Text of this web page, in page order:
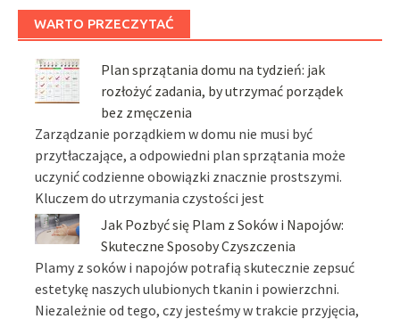
WARTO PRZECZYTAĆ
Plan sprzątania domu na tydzień: jak
rozłożyć zadania, by utrzymać porządek
bez zmęczenia
Zarządzanie porządkiem w domu nie musi być
przytłaczające, a odpowiedni plan sprzątania może
uczynić codzienne obowiązki znacznie prostszymi.
Kluczem do utrzymania czystości jest
Jak Pozbyć się Plam z Soków i Napojów:
Skuteczne Sposoby Czyszczenia
Plamy z soków i napojów potrafią skutecznie zepsuć
estetykę naszych ulubionych tkanin i powierzchni.
Niezależnie od tego, czy jesteśmy w trakcie przyjęcia,